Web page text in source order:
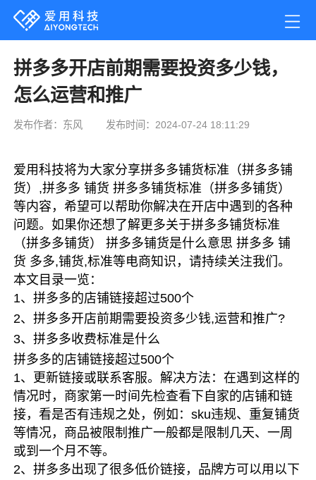
拼多多开店前期需要投资多少钱，
怎么运营和推广
发布作者：东风 发布时间：2024-07-24 18:11:29
爱用科技将为大家分享拼多多铺货标准（拼多多铺
货）,拼多多 铺货 拼多多铺货标准（拼多多铺货）
等内容，希望可以帮助你解决在开店中遇到的各种
问题。如果你还想了解更多关于拼多多铺货标准
（拼多多铺货） 拼多多铺货是什么意思 拼多多 铺
货 多多,铺货,标准等电商知识，请持续关注我们。
本文目录一览：
1、拼多多的店铺链接超过500个
2、拼多多开店前期需要投资多少钱,运营和推广?
3、拼多多收费标准是什么
拼多多的店铺链接超过500个
1、更新链接或联系客服。解决方法：在遇到这样的
情况时，商家第一时间先检查看下自家的店铺和链
接，看是否有违规之处，例如：sku违规、重复铺货
等情况，商品被限制推广一般都是限制几天、一周
或到一个月不等。
2、拼多多出现了很多低价链接，品牌方可以用以下